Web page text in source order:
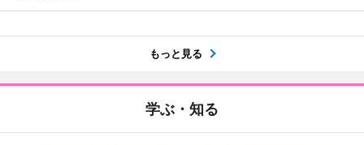
もっと見る
学ぶ・知る